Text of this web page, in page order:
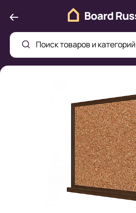
Поиск товаров и категорий